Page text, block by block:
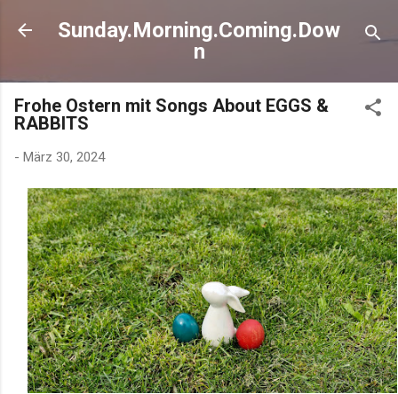
Direkt zum Hauptbereich
Sunday.Morning.Coming.Dow
n
Frohe Ostern mit Songs About EGGS &
RABBITS
- März 30, 2024